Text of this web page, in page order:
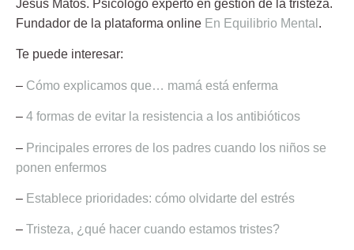
Jesús Matos. Psicólogo experto en gestión de la tristeza.
Fundador de la plataforma online En Equilibrio Mental .
Te puede interesar:
– Cómo explicamos que… mamá está enferma
– 4 formas de evitar la resistencia a los antibióticos
– Principales errores de los padres cuando los niños se
ponen enfermos
– Establece prioridades: cómo olvidarte del estrés
– Tristeza, ¿qué hacer cuando estamos tristes?